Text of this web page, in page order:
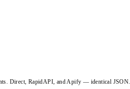
Direct, RapidAPI, and Apify — identical JSON.